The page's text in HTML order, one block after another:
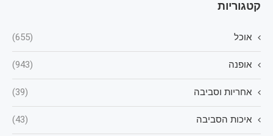
קטגוריות
אוכל (655)
אופנה (943)
אחריות וסביבה (39)
איכות הסביבה (43)